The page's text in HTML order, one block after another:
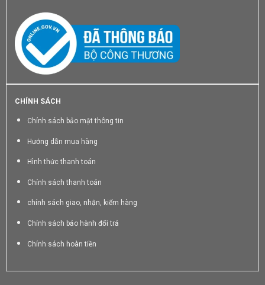
CHÍNH SÁCH
Chính sách bảo mật thông tin
Hướng dẫn mua hàng
Hình thức thanh toán
Chính sách thanh toán
chính sách giao, nhận, kiểm hàng
Chính sách bảo hành đổi trả
Chính sách hoàn tiền